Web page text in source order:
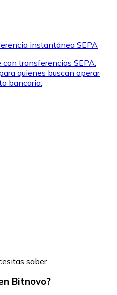
instantánea SEPA
transferencias SEPA.
quienes buscan operar
bancaria.
saber
Bitnovo?